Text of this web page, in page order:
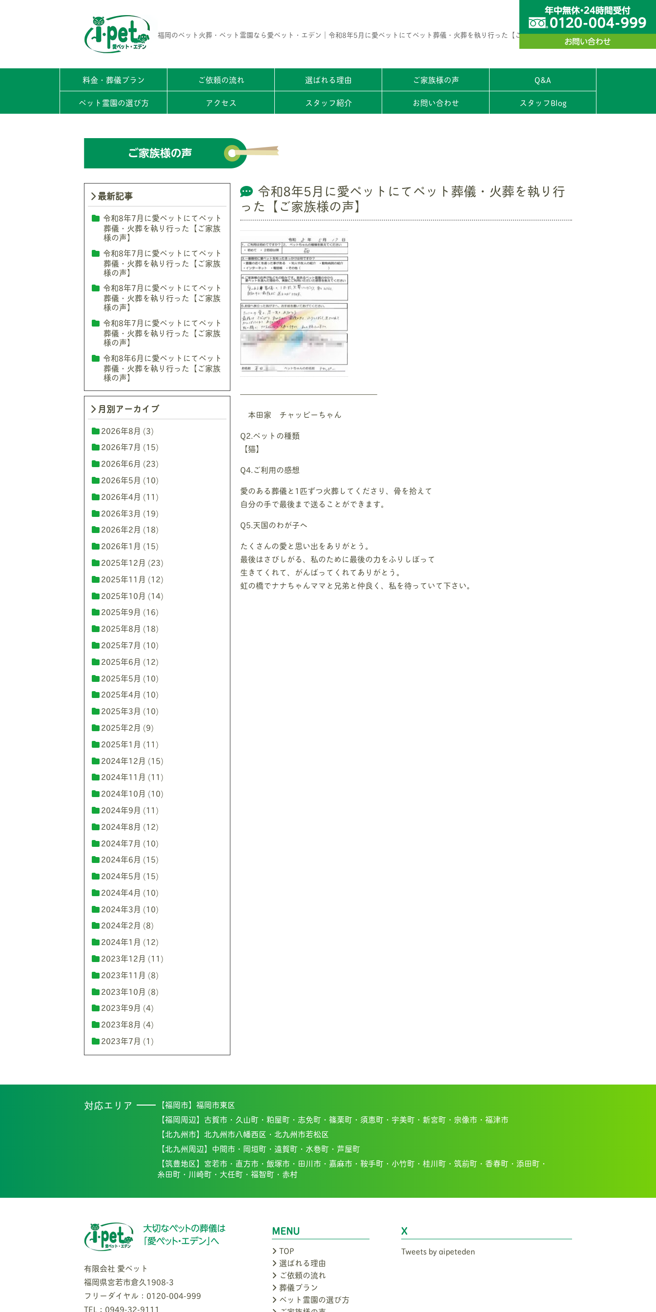
福岡のペット火葬・ペット霊園なら愛ペット・エデン｜令和8年5月に愛ペットにてペット葬儀・火葬を執り行った【ご家族様の声】
料金・葬儀プラン ご依頼の流れ 選ばれる理由 ご家族様の声
Q&A
ペット霊園の選び方
アクセス スタッフ紹介 お問い合わせ スタッフBlog
令和8年5月に愛ペットにてペット葬儀・火葬を執り行
った【ご家族様の声】
—————————————————–
本田家 チャッピーちゃん
Q2.ペットの種類
【猫】
Q4.ご利用の感想
愛のある葬儀と1匹ずつ火葬してくださり、骨を拾えて
自分の手で最後まで送ることができます。
Q5.天国のわが子へ
たくさんの愛と思い出をありがとう。
最後はさびしがる、私のために最後の力をふりしぼって
生きてくれて、がんばってくれてありがとう。
虹の橋でナナちゃんママと兄弟と仲良く、私を待っていて下さい。
最新記事
令和8年7月に愛ペットにてペット
葬儀・火葬を執り行った【ご家族
様の声】
令和8年7月に愛ペットにてペット
葬儀・火葬を執り行った【ご家族
様の声】
令和8年7月に愛ペットにてペット
葬儀・火葬を執り行った【ご家族
様の声】
令和8年7月に愛ペットにてペット
葬儀・火葬を執り行った【ご家族
様の声】
令和8年6月に愛ペットにてペット
葬儀・火葬を執り行った【ご家族
様の声】
月別アーカイブ
2026年8月 (3)
2026年7月 (15)
2026年6月 (23)
2026年5月 (10)
2026年4月 (11)
2026年3月 (19)
2026年2月 (18)
2026年1月 (15)
2025年12月 (23)
2025年11月 (12)
2025年10月 (14)
2025年9月 (16)
2025年8月 (18)
2025年7月 (10)
2025年6月 (12)
2025年5月 (10)
2025年4月 (10)
2025年3月 (10)
2025年2月 (9)
2025年1月 (11)
2024年12月 (15)
2024年11月 (11)
2024年10月 (10)
2024年9月 (11)
2024年8月 (12)
2024年7月 (10)
2024年6月 (15)
2024年5月 (15)
2024年4月 (10)
2024年3月 (10)
2024年2月 (8)
2024年1月 (12)
2023年12月 (11)
2023年11月 (8)
2023年10月 (8)
2023年9月 (4)
2023年8月 (4)
2023年7月 (1)
対応エリア 【福岡市】 福岡市東区
【福岡周辺】 古賀市・ 久山町・ 粕屋町・ 志免町・ 篠栗町・ 須恵町・ 宇美町・ 新宮町・ 宗像市・福津市
【北九州市】 北九州市八幡西区・北九州市若松区
【北九州周辺】 中間市・ 岡垣町・ 遠賀町・ 水巻町・ 芦屋町
【筑豊地区】 宮若市・ 直方市・ 飯塚市・ 田川市・ 嘉麻市・ 鞍手町・ 小竹町・ 桂川町・ 筑前町・ 香春町・ 添田町・
糸田町・ 川崎町・ 大任町・ 福智町・ 赤村
有限会社 愛ペット
福岡県宮若市倉久1908-3
フリーダイヤル：0120-004-999
TEL：0949-32-9111
MENU
TOP
選ばれる理由
ご依頼の流れ
葬儀プラン
ペット霊園の選び方
X
Tweets by aipeteden